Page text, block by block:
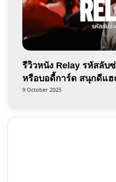
รีวิวหนัง Relay รหัสลับ
หรือบอดี้การ์ด สนุกดีแฮ
9 October 2025